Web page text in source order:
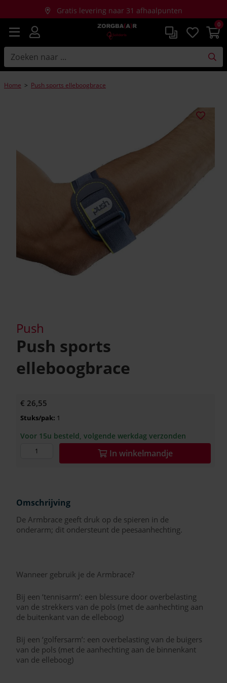
0
Gratis levering naar 31 afhaalpunten
Gratis thuislevering bij aankopen vanaf €150
Home > Push sports elleboogbrace
Push
Push sports
elleboogbrace
€ 26,55
Stuks/pak: 1
Voor 15u besteld, volgende werkdag verzonden
In winkelmandje
Omschrijving
De Armbrace geeft druk op de spieren in de
onderarm; dit ondersteunt de peesaanhechting.
Wanneer gebruik je de Armbrace?
Bij een ‘tennisarm’: een blessure door overbelasting
van de strekkers van de pols (met de aanhechting aan
de buitenkant van de elleboog)
Bij een ‘golfersarm’: een overbelasting van de buigers
van de pols (met de aanhechting aan de binnenkant
van de elleboog)